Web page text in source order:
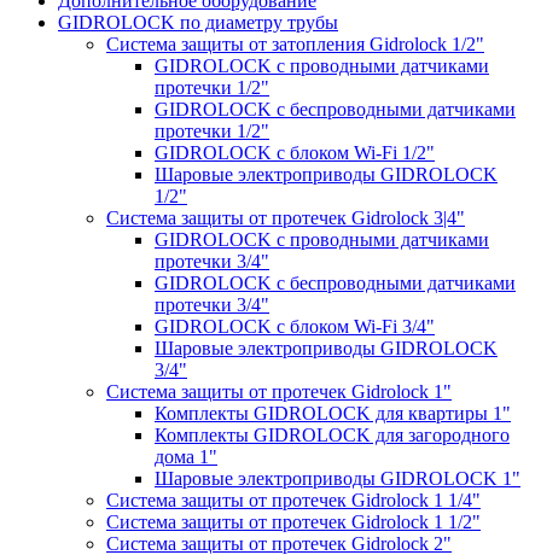
GIDROLOCK по диаметру трубы
Система защиты от затопления Gidrolock 1/2"
GIDROLOCK с проводными датчиками
протечки 1/2"
GIDROLOCK с беспроводными датчиками
протечки 1/2"
GIDROLOCK с блоком Wi-Fi 1/2"
Шаровые электроприводы GIDROLOCK
1/2"
Система защиты от протечек Gidrolock 3|4"
GIDROLOCK с проводными датчиками
протечки 3/4"
GIDROLOCK с беспроводными датчиками
протечки 3/4"
GIDROLOCK с блоком Wi-Fi 3/4"
Шаровые электроприводы GIDROLOCK
3/4"
Система защиты от протечек Gidrolock 1"
Комплекты GIDROLOCK для квартиры 1"
Комплекты GIDROLOCK для загородного
дома 1"
Шаровые электроприводы GIDROLOCK 1"
Система защиты от протечек Gidrolock 1 1/4"
Система защиты от протечек Gidrolock 1 1/2"
Система защиты от протечек Gidrolock 2"